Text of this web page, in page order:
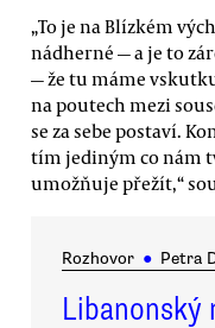
„To je na Blízkém
nádherné — a je to
— že tu máme
na poutech mezi
se za sebe postaví.
tím jediným co nám
umožňuje přežít,“
Rozhovor ● Petra
Libanonský